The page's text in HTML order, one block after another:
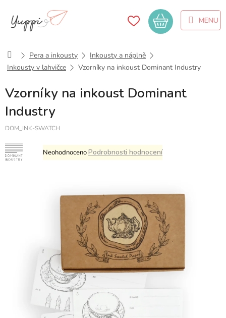
obsah
Nákupní
košík
DomůPera a inkousty
Inkousty a náplně
Inkousty v lahvičce
Vzorníky na inkoust Dominant Industry
Vzorníky na inkoust Dominant
Industry
DOM_INK-SWATCH
Průměrné
hodnocení
NeohodnocenoPodrobnosti hodnocení